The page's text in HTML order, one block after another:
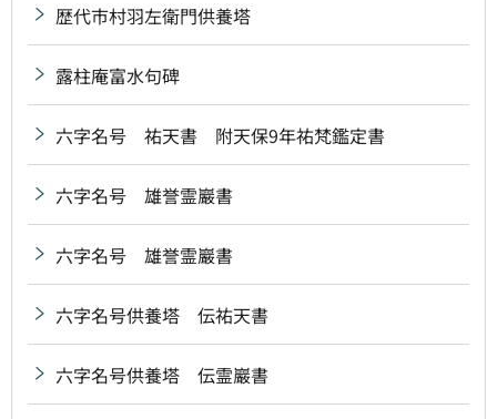
歴代市村羽左衛門供養塔
露柱庵富水句碑
六字名号 祐天書 附天保9年祐梵鑑定書
六字名号 雄誉霊巖書
六字名号 雄誉霊巖書
六字名号供養塔 伝祐天書
六字名号供養塔 伝霊巖書